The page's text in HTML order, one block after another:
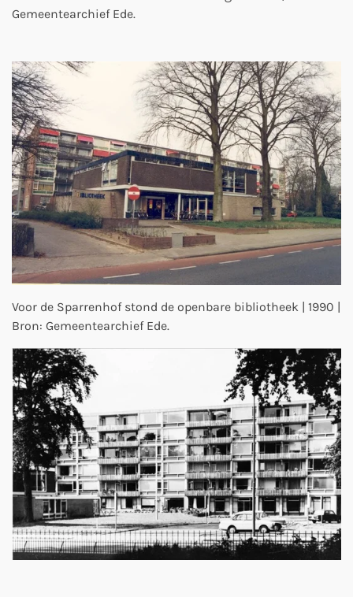
Gemeentearchief Ede.
Voor de Sparrenhof stond de openbare bibliotheek | 1990 |
Bron: Gemeentearchief Ede.